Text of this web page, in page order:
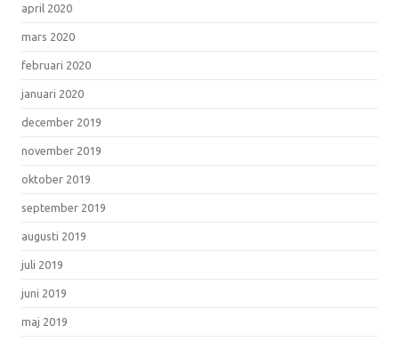
april 2020
mars 2020
februari 2020
januari 2020
december 2019
november 2019
oktober 2019
september 2019
augusti 2019
juli 2019
juni 2019
maj 2019